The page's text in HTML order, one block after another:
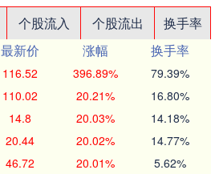
个股流入 个股流出
换手率
最新价 涨幅
换手率
116.52 396.89% 79.39%
110.02 20.21% 16.80%
14.8 20.03% 14.18%
20.44 20.02% 14.77%
46.72 20.01% 5.62%